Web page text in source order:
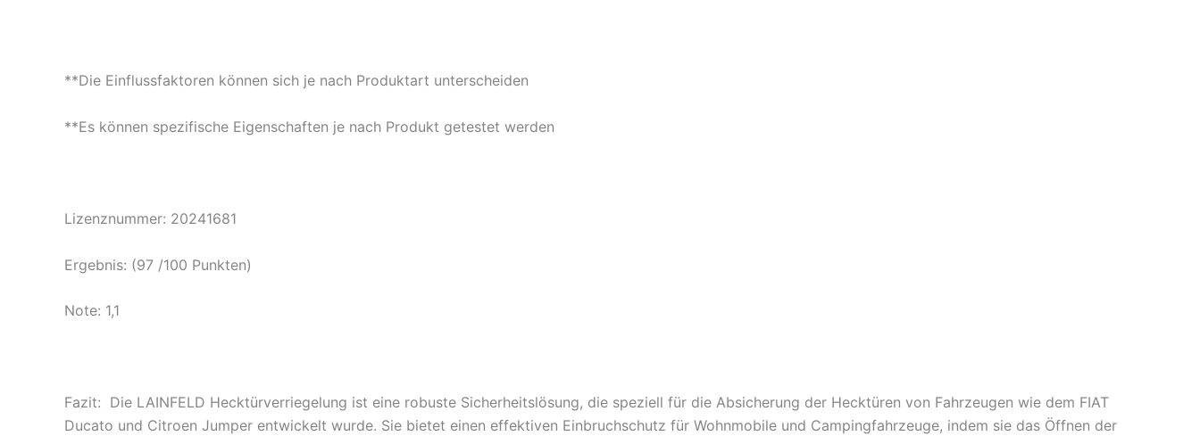
**Die Einflussfaktoren können sich je nach Produktart unterscheiden
**Es können spezifische Eigenschaften je nach Produkt getestet werden
Lizenznummer: 20241681
Ergebnis: (97 /100 Punkten)
Note: 1,1
Fazit: Die LAINFELD Hecktürverriegelung ist eine robuste Sicherheitslösung, die speziell für die Absicherung der Hecktüren von Fahrzeugen wie dem FIAT
Ducato und Citroen Jumper entwickelt wurde. Sie bietet einen effektiven Einbruchschutz für Wohnmobile und Campingfahrzeuge, indem sie das Öffnen der